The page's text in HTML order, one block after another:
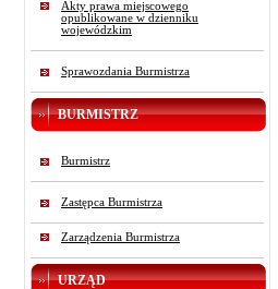
Akty prawa miejscowego
opublikowane w dzienniku
wojewódzkim
Sprawozdania Burmistrza
BURMISTRZ
Burmistrz
Zastępca Burmistrza
Zarządzenia Burmistrza
URZĄD